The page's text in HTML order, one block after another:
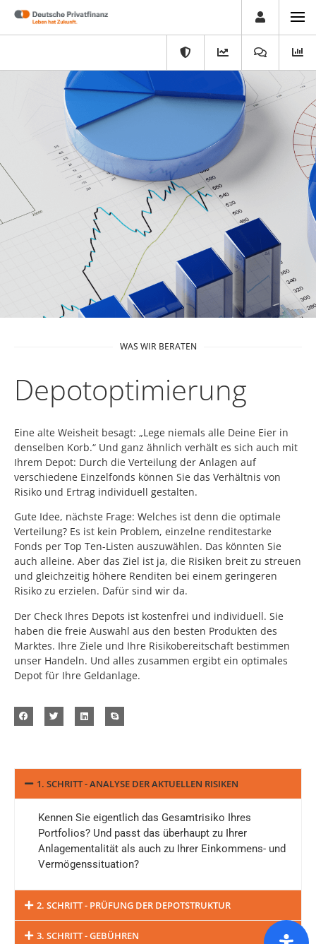
WAS WIR BERATEN
Depotoptimierung
Eine alte Weisheit besagt: „Lege niemals alle Deine Eier in
denselben Korb.“ Und ganz ähnlich verhält es sich auch mit
Ihrem Depot: Durch die Verteilung der Anlagen auf
verschiedene Einzelfonds können Sie das Verhältnis von
Risiko und Ertrag individuell gestalten.
Gute Idee, nächste Frage: Welches ist denn die optimale
Verteilung? Es ist kein Problem, einzelne renditestarke
Fonds per Top Ten-Listen auszuwählen. Das könnten Sie
auch alleine. Aber das Ziel ist ja, die Risiken breit zu streuen
und gleichzeitig höhere Renditen bei einem geringeren
Risiko zu erzielen. Dafür sind wir da.
Der Check Ihres Depots ist kostenfrei und individuell. Sie
haben die freie Auswahl aus den besten Produkten des
Marktes. Ihre Ziele und Ihre Risikobereitschaft bestimmen
unser Handeln. Und alles zusammen ergibt ein optimales
Depot für Ihre Geldanlage.
1. SCHRITT - ANALYSE DER AKTUELLEN RISIKEN
Kennen Sie eigentlich das Gesamtrisiko Ihres
Portfolios? Und passt das überhaupt zu Ihrer
Anlagementalität als auch zu Ihrer Einkommens- und
Vermögenssituation?
2. SCHRITT - PRÜFUNG DER DEPOTSTRUKTUR
3. SCHRITT - GEBÜHREN